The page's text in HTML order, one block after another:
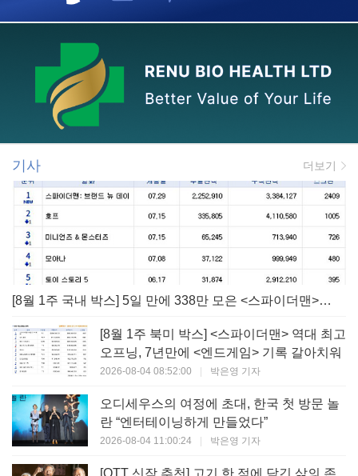
기사 더보기
[8월 1주 국내 박스] 5일 만에 338만 모은 <스파이더맨> 극장가 235% 대반등, <호프>는 400만 돌파
[8월 1주 북미 박스] <스파이더맨> 역대 최고
오프닝, 7년만에 <엔드게임> 기록 갈아치워
2026-08-04 08:52:00 | 박은영 기자
오디세우스의 여정에 초대, 한국 첫 방문 놀
란 “엔터테이닝하게 만들었다”
2026-08-04 11:00:24 | 박은영 기자
[OTT 신작 추천] 고기 한 점에 담긴 삶의 존